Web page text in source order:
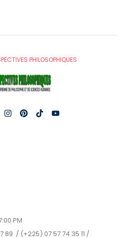
PHILOSOPHIQUES
PM
89 / (+225) 07 57 74 35 11 /